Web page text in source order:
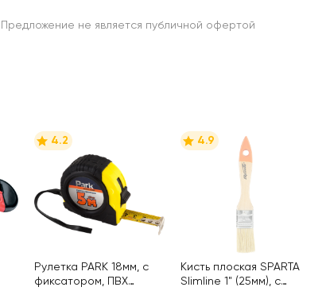
Предложение не является публичной офертой
4.2
Рулетка PARK 18мм, с
фиксатором, ПВХ
4.9
Кисть плоская SPARTA
Slimline 1" (25мм), с